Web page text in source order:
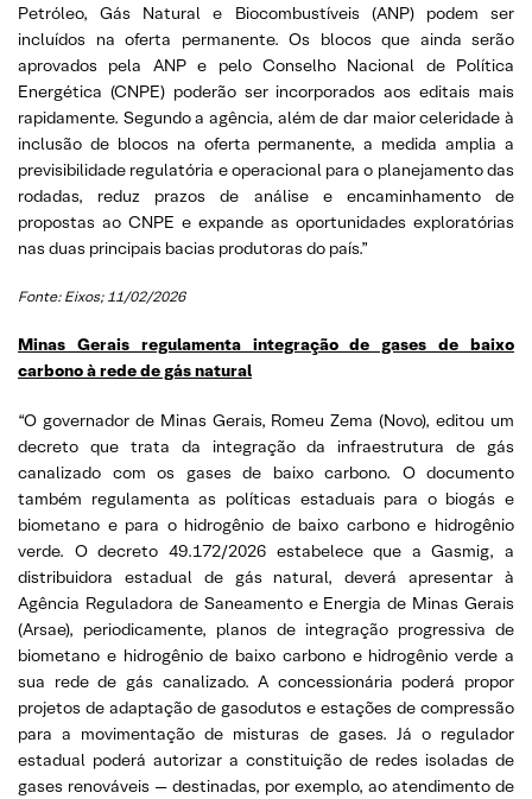
Petróleo, Gás Natural e Biocombustíveis (ANP) podem ser
incluídos na oferta permanente. Os blocos que ainda serão
aprovados pela ANP e pelo Conselho Nacional de Política
Energética (CNPE) poderão ser incorporados aos editais mais
rapidamente. Segundo a agência, além de dar maior celeridade à
inclusão de blocos na oferta permanente, a medida amplia a
previsibilidade regulatória e operacional para o planejamento das
rodadas, reduz prazos de análise e encaminhamento de
propostas ao CNPE e expande as oportunidades exploratórias
nas duas principais bacias produtoras do país.”
Fonte: Eixos; 11/02/2026
Minas Gerais regulamenta integração de gases de baixo
carbono à rede de gás natural
“O governador de Minas Gerais, Romeu Zema (Novo), editou um
decreto que trata da integração da infraestrutura de gás
canalizado com os gases de baixo carbono. O documento
também regulamenta as políticas estaduais para o biogás e
biometano e para o hidrogênio de baixo carbono e hidrogênio
verde. O decreto 49.172/2026 estabelece que a Gasmig, a
distribuidora estadual de gás natural, deverá apresentar à
Agência Reguladora de Saneamento e Energia de Minas Gerais
(Arsae), periodicamente, planos de integração progressiva de
biometano e hidrogênio de baixo carbono e hidrogênio verde a
sua rede de gás canalizado. A concessionária poderá propor
projetos de adaptação de gasodutos e estações de compressão
para a movimentação de misturas de gases. Já o regulador
estadual poderá autorizar a constituição de redes isoladas de
gases renováveis — destinadas, por exemplo, ao atendimento de